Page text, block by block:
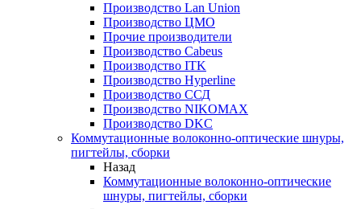
Производство Lan Union
Производство ЦМО
Прочие производители
Производство Cabeus
Производство ITK
Производство Hyperline
Производство ССД
Производство NIKOMAX
Производство DKC
Коммутационные волоконно-оптические шнуры,
пигтейлы, сборки
Назад
Коммутационные волоконно-оптические
шнуры, пигтейлы, сборки